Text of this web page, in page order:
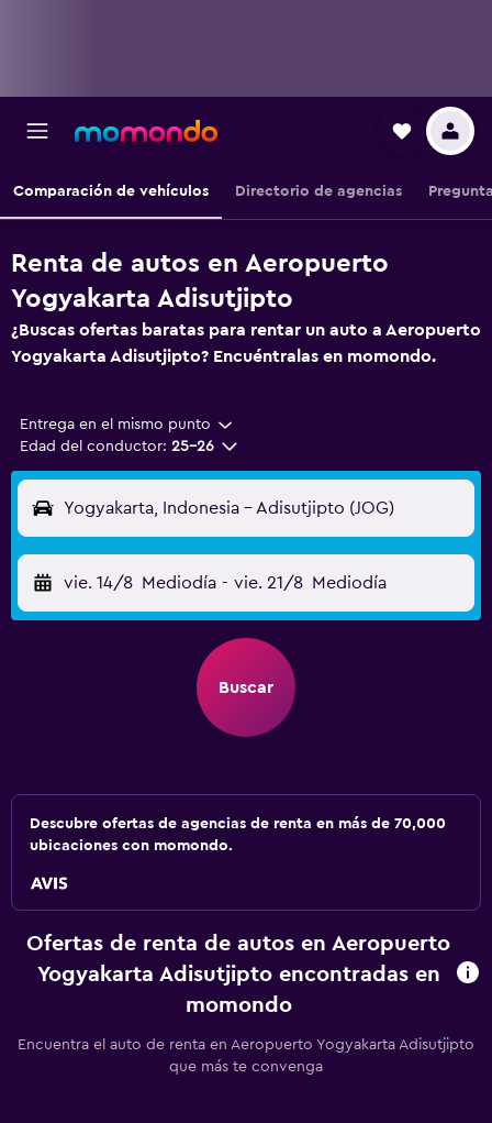
Comparación de vehículos Directorio de agencias
Renta de autos en Aeropuerto
Yogyakarta Adisutjipto
¿Buscas ofertas baratas para rentar un auto a Aeropuerto
Yogyakarta Adisutjipto? Encuéntralas en momondo.
Entrega en el mismo punto
Edad del conductor: 25-26
Yogyakarta, Indonesia - Adisutjipto (JOG)
vie. 14/8 Mediodía - vie. 21/8 Mediodía
Buscar
Descubre ofertas de agencias de renta en más de 70,000
ubicaciones con momondo.
Ofertas de renta de autos en Aeropuerto
Yogyakarta Adisutjipto encontradas en
momondo
Encuentra el auto de renta en Aeropuerto Yogyakarta Adisutjipto
que más te convenga